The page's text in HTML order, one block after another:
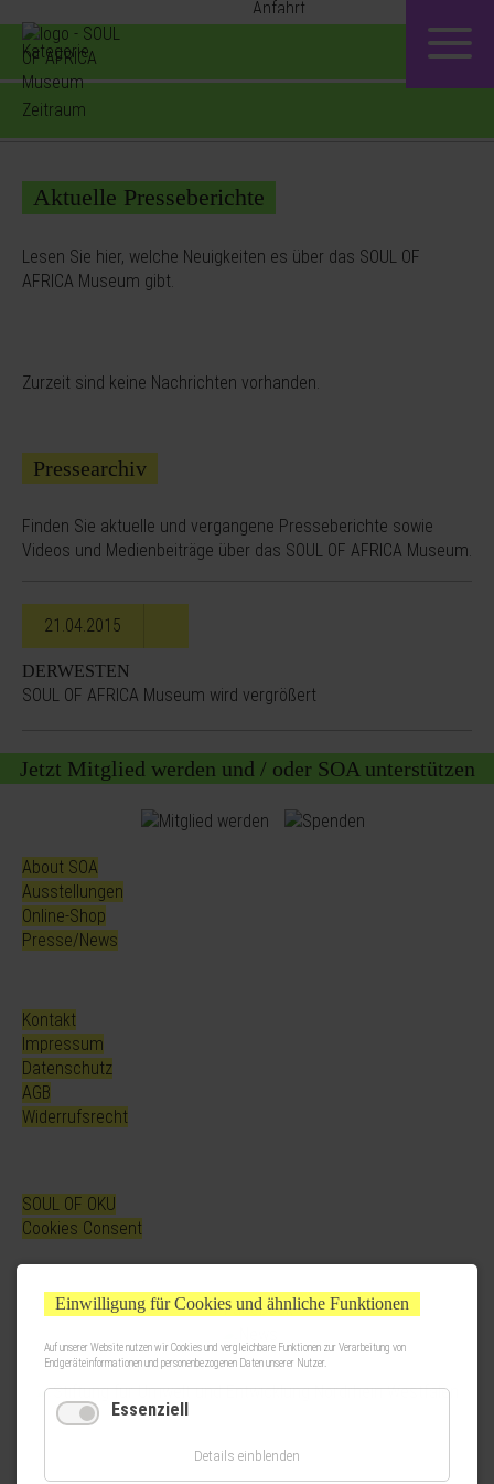
Kategorie
Zeitraum
Aktuelle Presseberichte
Lesen Sie hier, welche Neuigkeiten es über das SOUL OF
AFRICA Museum gibt.
Zurzeit sind keine Nachrichten vorhanden.
Pressearchiv
Finden Sie aktuelle und vergangene Presseberichte sowie
Videos und Medienbeiträge über das SOUL OF AFRICA Museum.
21.04.2015
DERWESTEN
SOUL OF AFRICA Museum wird vergrößert
Jetzt Mitglied werden und / oder SOA unterstützen
About SOA
Ausstellungen
Online-Shop
Presse/News
Kontakt
Impressum
Datenschutz
AGB
Widerrufsrecht
SOUL OF OKU
Cookies Consent
Einwilligung für Cookies und ähnliche Funktionen
Auf unserer Website nutzen wir Cookies und vergleichbare Funktionen zur Verarbeitung von
Endgeräteinformationen und personenbezogenen Daten unserer Nutzer.
Essenziell
Details einblenden